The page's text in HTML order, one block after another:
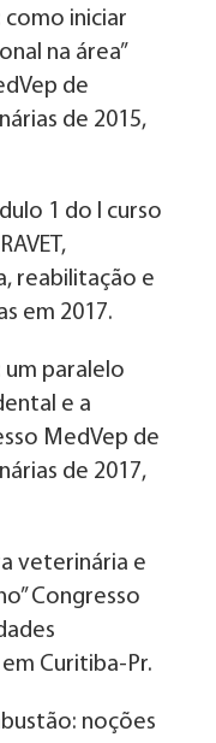
como iniciar
na área”
de
de 2015,
1 do I curso
reabilitação e
em 2017.
um paralelo
e a
MedVep de
de 2017,
veterinária e
Congresso
Curitiba-Pr.
noções